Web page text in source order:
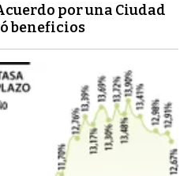
por una Ciudad
beneficios